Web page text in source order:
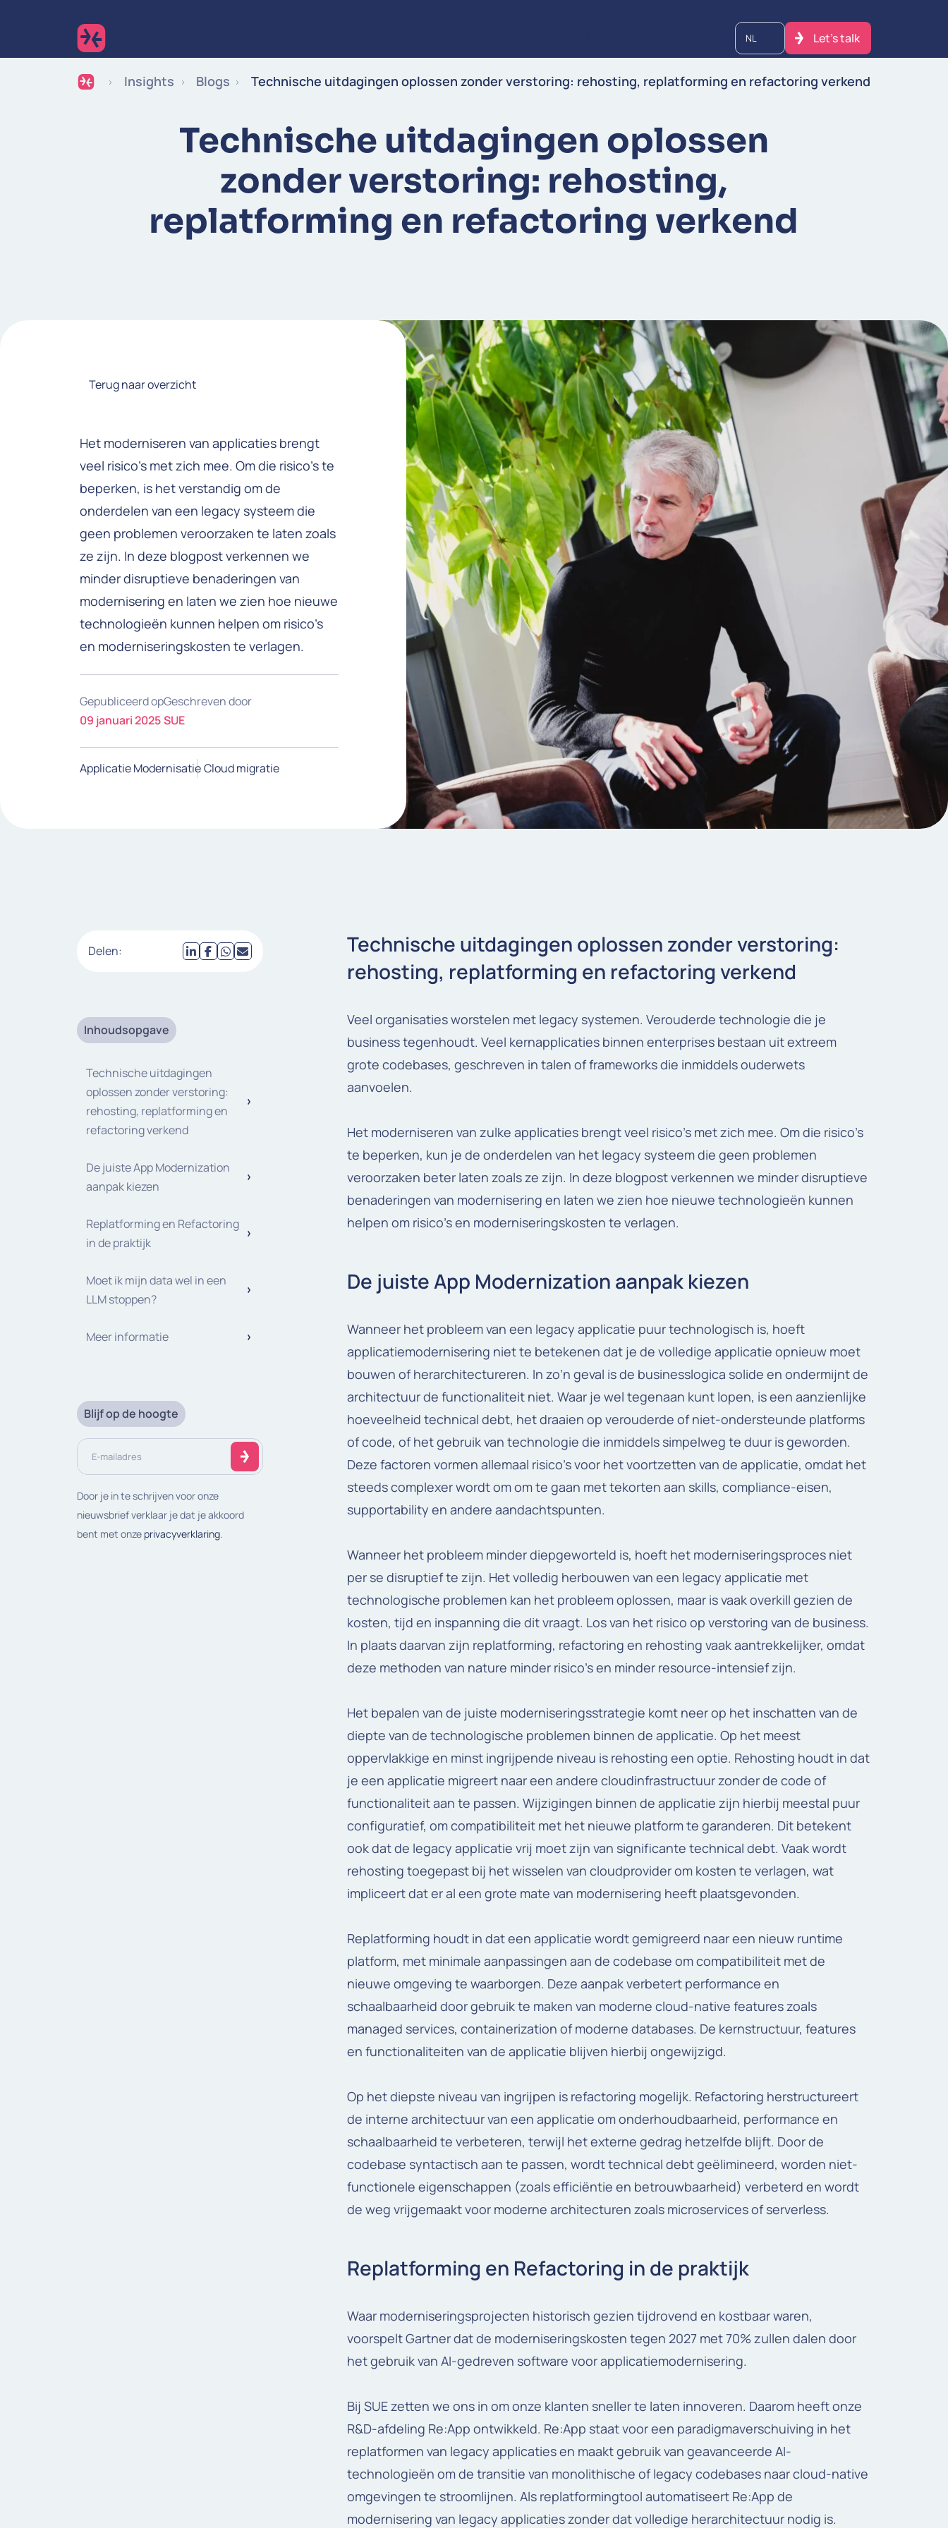
NL Let's talk
Insights Blogs Technische uitdagingen oplossen zonder verstoring: rehosting, replatforming en refactoring verkend
Technische uitdagingen oplossen
zonder verstoring: rehosting,
replatforming en refactoring verkend
Terug naar overzicht
Het moderniseren van applicaties brengt
veel risico’s met zich mee. Om die risico’s te
beperken, is het verstandig om de
onderdelen van een legacy systeem die
geen problemen veroorzaken te laten zoals
ze zijn. In deze blogpost verkennen we
minder disruptieve benaderingen van
modernisering en laten we zien hoe nieuwe
technologieën kunnen helpen om risico’s
en moderniseringskosten te verlagen.
Gepubliceerd op
09 januari 2025
Geschreven door
SUE
Applicatie ModernisatieCloud migratie
Technische uitdagingen oplossen zonder verstoring:
rehosting, replatforming en refactoring verkend
Veel organisaties worstelen met legacy systemen. Verouderde technologie die je
business tegenhoudt. Veel kernapplicaties binnen enterprises bestaan uit extreem
grote codebases, geschreven in talen of frameworks die inmiddels ouderwets
aanvoelen.
Het moderniseren van zulke applicaties brengt veel risico’s met zich mee. Om die risico’s
te beperken, kun je de onderdelen van het legacy systeem die geen problemen
veroorzaken beter laten zoals ze zijn. In deze blogpost verkennen we minder disruptieve
benaderingen van modernisering en laten we zien hoe nieuwe technologieën kunnen
helpen om risico’s en moderniseringskosten te verlagen.
De juiste App Modernization aanpak kiezen
Wanneer het probleem van een legacy applicatie puur technologisch is, hoeft
applicatiemodernisering niet te betekenen dat je de volledige applicatie opnieuw moet
bouwen of herarchitectureren. In zo’n geval is de businesslogica solide en ondermijnt de
architectuur de functionaliteit niet. Waar je wel tegenaan kunt lopen, is een aanzienlijke
hoeveelheid technical debt, het draaien op verouderde of niet-ondersteunde platforms
of code, of het gebruik van technologie die inmiddels simpelweg te duur is geworden.
Deze factoren vormen allemaal risico’s voor het voortzetten van de applicatie, omdat het
steeds complexer wordt om om te gaan met tekorten aan skills, compliance-eisen,
supportability en andere aandachtspunten.
Wanneer het probleem minder diepgeworteld is, hoeft het moderniseringsproces niet
per se disruptief te zijn. Het volledig herbouwen van een legacy applicatie met
technologische problemen kan het probleem oplossen, maar is vaak overkill gezien de
kosten, tijd en inspanning die dit vraagt. Los van het risico op verstoring van de business.
In plaats daarvan zijn replatforming, refactoring en rehosting vaak aantrekkelijker, omdat
deze methoden van nature minder risico’s en minder resource-intensief zijn.
Het bepalen van de juiste moderniseringsstrategie komt neer op het inschatten van de
diepte van de technologische problemen binnen de applicatie. Op het meest
oppervlakkige en minst ingrijpende niveau is rehosting een optie. Rehosting houdt in dat
je een applicatie migreert naar een andere cloudinfrastructuur zonder de code of
functionaliteit aan te passen. Wijzigingen binnen de applicatie zijn hierbij meestal puur
configuratief, om compatibiliteit met het nieuwe platform te garanderen. Dit betekent
ook dat de legacy applicatie vrij moet zijn van significante technical debt. Vaak wordt
rehosting toegepast bij het wisselen van cloudprovider om kosten te verlagen, wat
impliceert dat er al een grote mate van modernisering heeft plaatsgevonden.
Replatforming houdt in dat een applicatie wordt gemigreerd naar een nieuw runtime
platform, met minimale aanpassingen aan de codebase om compatibiliteit met de
nieuwe omgeving te waarborgen. Deze aanpak verbetert performance en
schaalbaarheid door gebruik te maken van moderne cloud-native features zoals
managed services, containerization of moderne databases. De kernstructuur, features
en functionaliteiten van de applicatie blijven hierbij ongewijzigd.
Op het diepste niveau van ingrijpen is refactoring mogelijk. Refactoring herstructureert
de interne architectuur van een applicatie om onderhoudbaarheid, performance en
schaalbaarheid te verbeteren, terwijl het externe gedrag hetzelfde blijft. Door de
codebase syntactisch aan te passen, wordt technical debt geëlimineerd, worden niet-
functionele eigenschappen (zoals efficiëntie en betrouwbaarheid) verbeterd en wordt
de weg vrijgemaakt voor moderne architecturen zoals microservices of serverless.
Replatforming en Refactoring in de praktijk
Waar moderniseringsprojecten historisch gezien tijdrovend en kostbaar waren,
voorspelt Gartner dat de moderniseringskosten tegen 2027 met 70% zullen dalen door
het gebruik van AI-gedreven software voor applicatiemodernisering.
Bij SUE zetten we ons in om onze klanten sneller te laten innoveren. Daarom heeft onze
R&D-afdeling Re:App ontwikkeld. Re:App staat voor een paradigmaverschuiving in het
replatformen van legacy applicaties en maakt gebruik van geavanceerde AI-
technologieën om de transitie van monolithische of legacy codebases naar cloud-native
omgevingen te stroomlijnen. Als replatformingtool automatiseert Re:App de
modernisering van legacy applicaties zonder dat volledige herarchitectuur nodig is.
Delen:
Inhoudsopgave
Technische uitdagingen
oplossen zonder verstoring:
rehosting, replatforming en
refactoring verkend
De juiste App Modernization
aanpak kiezen
Replatforming en Refactoring
in de praktijk
Moet ik mijn data wel in een
LLM stoppen?
Meer informatie
Blijf op de hoogte
E-
mailadres
(Vereist)
Door je in te schrijven voor onze
nieuwsbrief verklaar je dat je akkoord
bent met onze privacyverklaring.